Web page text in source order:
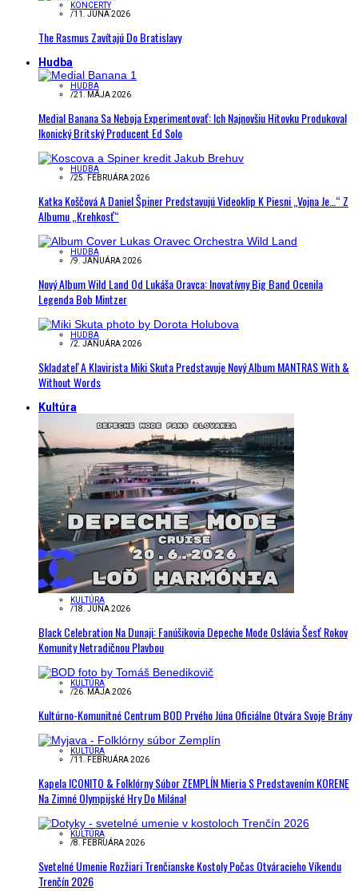
KONCERTY
/11. JÚNA 2026
The Rasmus Zavítajú Do Bratislavy
Hudba
HUDBA
/21. MÁJA 2026
Medial Banana Sa Neboja Experimentovať: Ich Najnovšiu Hitovku Produkoval
Ikonický Britský Producent Ed Solo
HUDBA
/25. FEBRUÁRA 2026
Katka Koščová A Daniel Špiner Predstavujú Videoklip K Piesni „Vojna Je…“ Z
Albumu „Krehkosť“
HUDBA
/9. JANUÁRA 2026
Nový Album Wild Land Od Lukáša Oravca: Inovatívny Big Band Ocenila
Legenda Bob Mintzer
HUDBA
/2. JANUÁRA 2026
Skladateľ A Klavirista Miki Skuta Predstavuje Nový Album MANTRAS With &
Without Words
Kultúra
KULTÚRA
/18. JÚNA 2026
Black Celebration Na Dunaji: Fanúšikovia Depeche Mode Oslávia Šesť Rokov
Komunity Netradičnou Plavbou
KULTÚRA
/26. MÁJA 2026
Kultúrno-Komunitné Centrum BOD Prvého Júna Oficiálne Otvára Svoje Brány
KULTÚRA
/11. FEBRUÁRA 2026
Kapela ICONITO & Folklórny Súbor ZEMPLÍN Mieria S Predstavením KORENE
Na Zimné Olympijské Hry Do Milána!
KULTÚRA
/8. FEBRUÁRA 2026
Svetelné Umenie Rozžiari Trenčianske Kostoly Počas Otváracieho Víkendu
Trenčín 2026